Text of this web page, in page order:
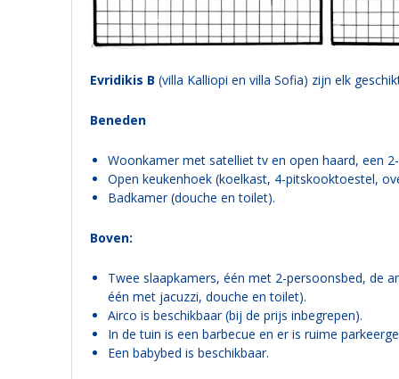
Evridikis B (villa Kalliopi en villa Sofia) zijn elk
Beneden
Woonkamer met satelliet tv en open haard, een
Open keukenhoek (koelkast, 4-pitskooktoestel,
Badkamer (douche en toilet).
Boven:
Twee slaapkamers, één met 2-persoonsbed, de
één met jacuzzi, douche en toilet).
Airco is beschikbaar (bij de prijs inbegrepen).
In de tuin is een barbecue en er is ruime
Een babybed is beschikbaar.